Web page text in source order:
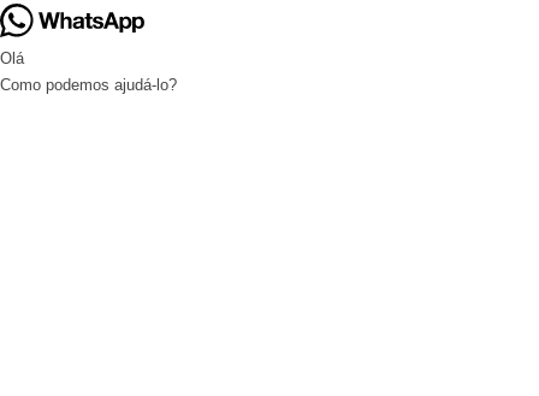
Olá
Como podemos ajudá-lo?